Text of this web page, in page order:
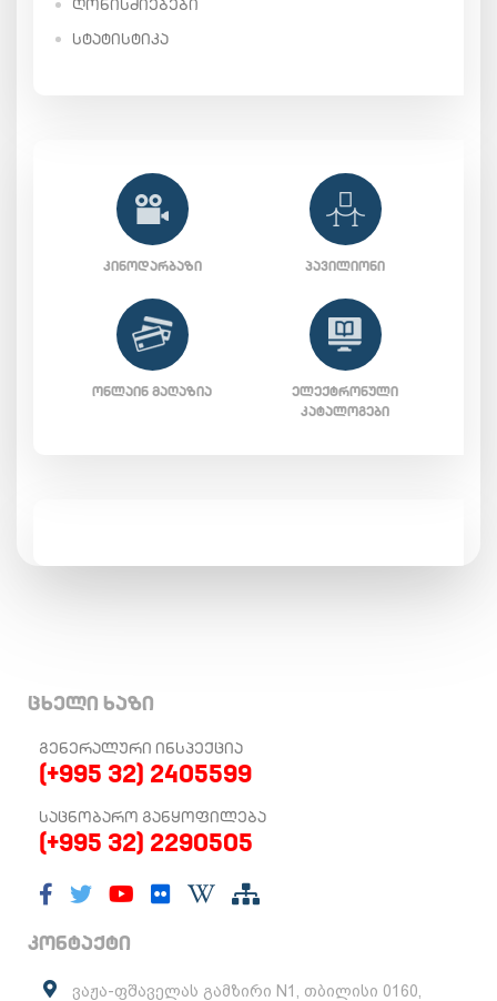
ᲡᲢᲐᲢᲘᲡᲢᲘᲙᲐ
ᲙᲘᲜᲝᲓᲐᲠᲑᲐᲖᲘ ᲞᲐᲕᲘᲚᲘᲝᲜᲘ
ᲝᲜᲚᲐᲘᲜ ᲛᲐᲦᲐᲖᲘᲐ
ᲔᲚᲔᲥᲢᲠᲝᲜᲣᲚᲘ
ᲙᲐᲢᲐᲚᲝᲒᲔᲑᲘ
ცხელი ხაზი
ᲒᲔᲜᲔᲠᲐᲚᲣᲠᲘ ᲘᲜᲡᲞᲔᲥᲪᲘᲐ
(+995 32) 2405599
ᲡᲐᲪᲜᲝᲑᲐᲠᲝ ᲒᲐᲜᲧᲝᲤᲘᲚᲔᲑᲐ
(+995 32) 2290505
კონტაქტი
ვაჟა-ფშაველას გამზირი N1, თბილისი 0160,